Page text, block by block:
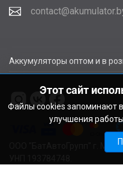
Аккумуляторы оптом и в
ООО "БатАвтоГрупп" г.
Этот сайт
Файлы cookies запоминают
улучшения